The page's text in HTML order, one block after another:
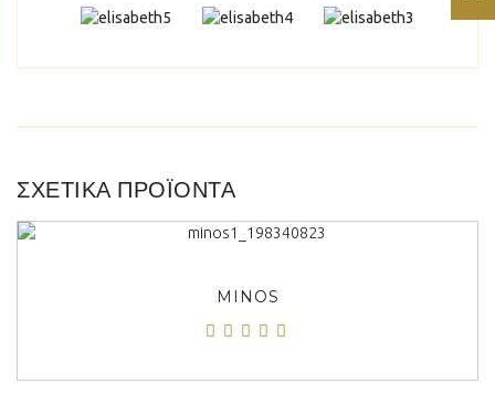
ΣΧΕΤΙΚΆ ΠΡΟΪΌΝΤΑ
MINOS